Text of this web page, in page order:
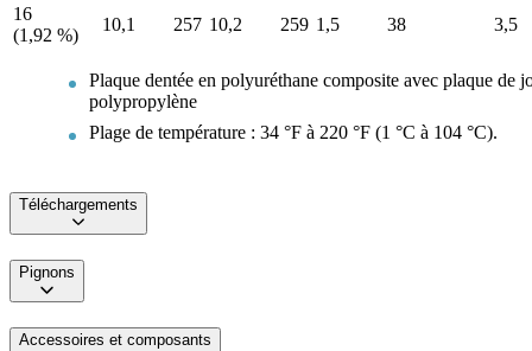
16
(1,92 %)
10,1 257 10,2 259 1,5 38 3,5
Plaque dentée en polyuréthane composite avec plaque de
polypropylène
Plage de température : 34 °F à 220 °F (1 °C à 104 °C).
Téléchargements
Pignons
Accessoires et composants